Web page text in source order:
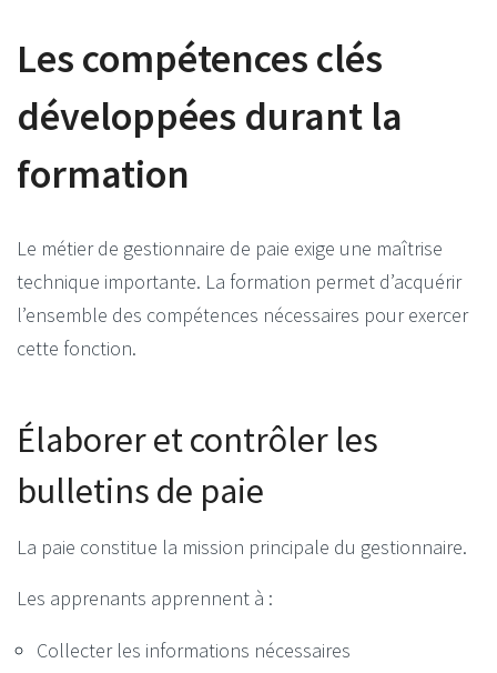
Les compétences clés
développées durant la
formation
Le métier de gestionnaire de paie exige une maîtrise
technique importante. La formation permet d’acquérir
l’ensemble des compétences nécessaires pour exercer
cette fonction.
Élaborer et contrôler les
bulletins de paie
La paie constitue la mission principale du gestionnaire.
Les apprenants apprennent à :
Collecter les informations nécessaires